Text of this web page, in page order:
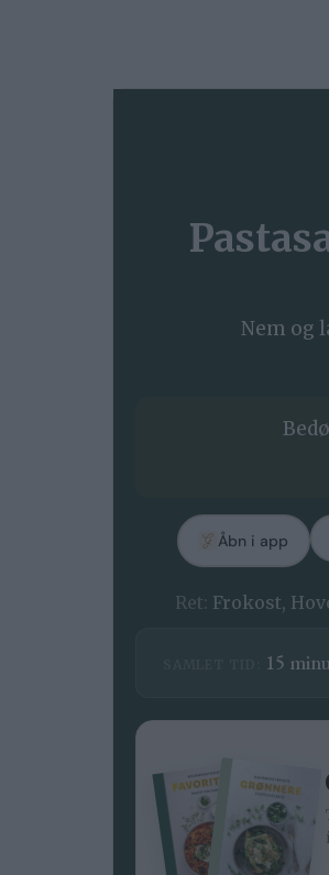
Nem og
Åbn i app
Ret: Frokost,
15